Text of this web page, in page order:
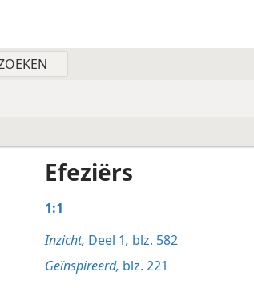
Efeziërs
1:1
Inzicht, Deel 1, blz. 582
Geïnspireerd, blz. 221